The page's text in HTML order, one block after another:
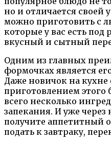
но и отличается своей
можно приготовить с
которые у вас есть под
вкусный и сытный
Одним из главных
формочках является
Даже новичок на кухне
приготовлением этого
всего несколько
запекания. И уже
получите аппетитный
подать к завтраку,